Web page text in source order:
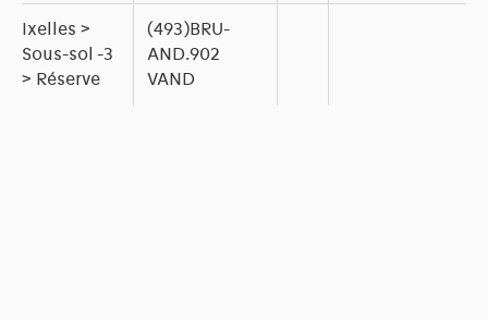
Ixelles >
Sous-sol -3
> Réserve
(493)BRU-
AND.902
VAND